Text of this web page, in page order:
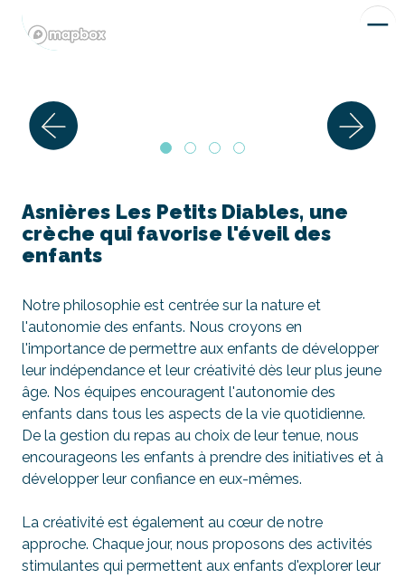
Asnières Les Petits Diables, une
crèche qui favorise l'éveil des
enfants
Notre philosophie est centrée sur la nature et
l'autonomie des enfants. Nous croyons en
l'importance de permettre aux enfants de développer
leur indépendance et leur créativité dès leur plus jeune
âge. Nos équipes encouragent l'autonomie des
enfants dans tous les aspects de la vie quotidienne.
De la gestion du repas au choix de leur tenue, nous
encourageons les enfants à prendre des initiatives et à
développer leur confiance en eux-mêmes.
La créativité est également au cœur de notre
approche. Chaque jour, nous proposons des activités
stimulantes qui permettent aux enfants d'explorer leur